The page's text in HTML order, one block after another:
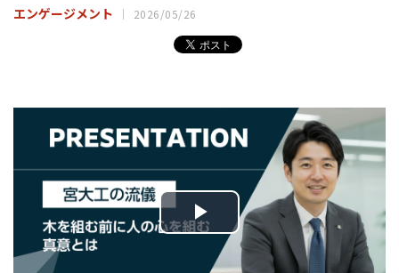
エンゲージメント 2026/05/26